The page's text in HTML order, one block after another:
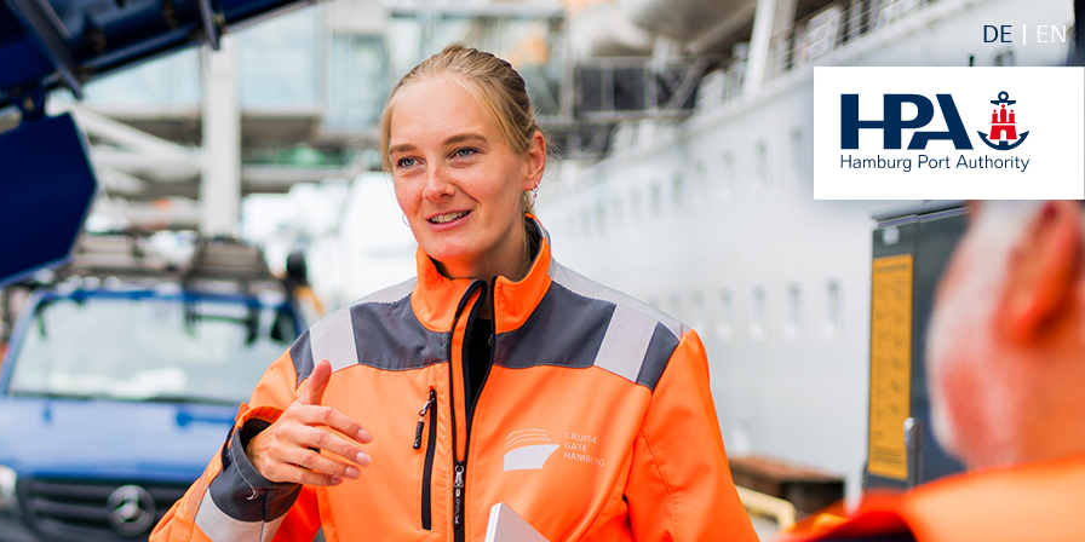
DE EN
Center der HPA
aller Verkehrsmeldungen im Hafen am